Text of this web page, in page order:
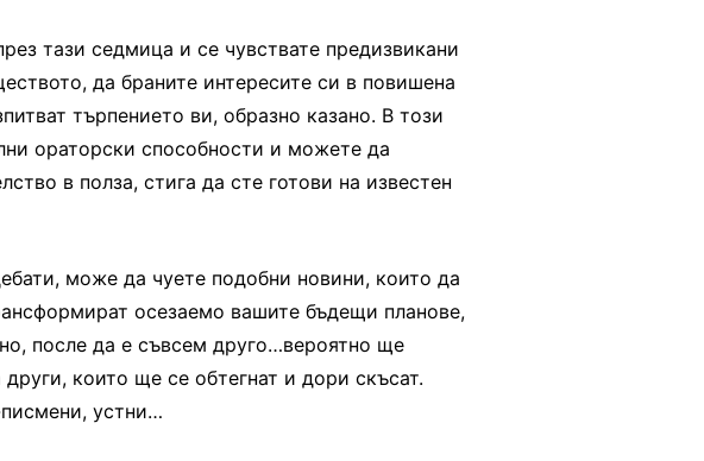
тази седмица и се чувствате предизвикани
да браните интересите си в повишена
търпението ви, образно казано. В този
ораторски способности и можете да
в полза, стига да сте готови на известен
може да чуете подобни новини, които да
осезаемо вашите бъдещи планове,
после да е съвсем друго…вероятно ще
които ще се обтегнат и дори скъсат.
устни…